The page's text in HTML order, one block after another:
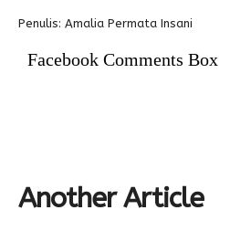
Penulis: Amalia Permata Insani
Facebook Comments Box
Another Article